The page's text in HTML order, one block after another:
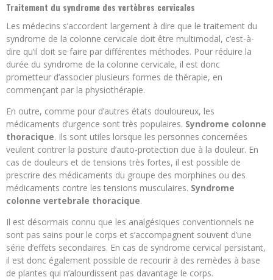
Traitement du syndrome des vertèbres cervicales
Les médecins s’accordent largement à dire que le traitement du
syndrome de la colonne cervicale doit être multimodal, c’est-à-
dire qu’il doit se faire par différentes méthodes. Pour réduire la
durée du syndrome de la colonne cervicale, il est donc
prometteur d’associer plusieurs formes de thérapie, en
commençant par la physiothérapie.
En outre, comme pour d’autres états douloureux, les
médicaments d’urgence sont très populaires. Syndrome colonne
thoracique. Ils sont utiles lorsque les personnes concernées
veulent contrer la posture d’auto-protection due à la douleur. En
cas de douleurs et de tensions très fortes, il est possible de
prescrire des médicaments du groupe des morphines ou des
médicaments contre les tensions musculaires. Syndrome
colonne vertebrale thoracique.
Il est désormais connu que les analgésiques conventionnels ne
sont pas sains pour le corps et s’accompagnent souvent d’une
série d’effets secondaires. En cas de syndrome cervical persistant,
il est donc également possible de recourir à des remèdes à base
de plantes qui n’alourdissent pas davantage le corps.